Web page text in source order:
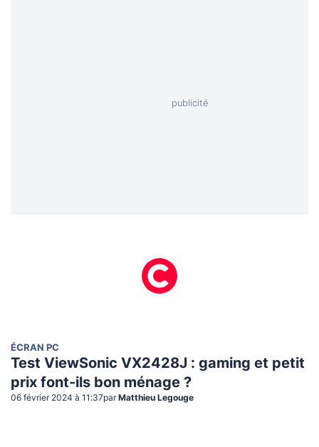
ÉCRAN PC
Test ViewSonic VX2428J : gaming et petit
prix font-ils bon ménage ?
06 février 2024 à 11:37par Matthieu Legouge